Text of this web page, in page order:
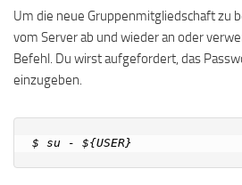
Um die neue Gruppenmitgliedschaft zu
vom Server ab und wieder an oder
Befehl. Du wirst aufgefordert, das
einzugeben.